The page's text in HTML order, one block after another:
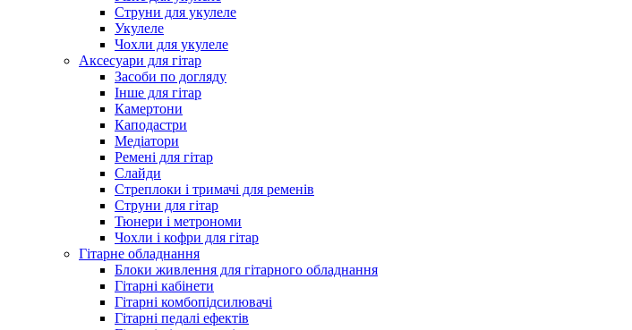
Струни для укулеле
Укулеле
Чохли для укулеле
Аксесуари для гітар
Засоби по догляду
Інше для гітар
Камертони
Каподастри
Медіатори
Ремені для гітар
Слайди
Стреплоки і тримачі для ременів
Струни для гітар
Тюнери і метрономи
Чохли і кофри для гітар
Гітарне обладнання
Блоки живлення для гітарного обладнання
Гітарні кабінети
Гітарні комбопідсилювачі
Гітарні педалі ефектів